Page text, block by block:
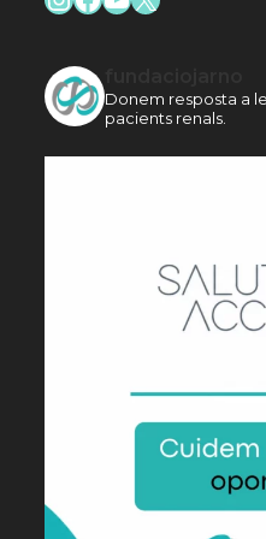
Donem resposta a
pacients renals.